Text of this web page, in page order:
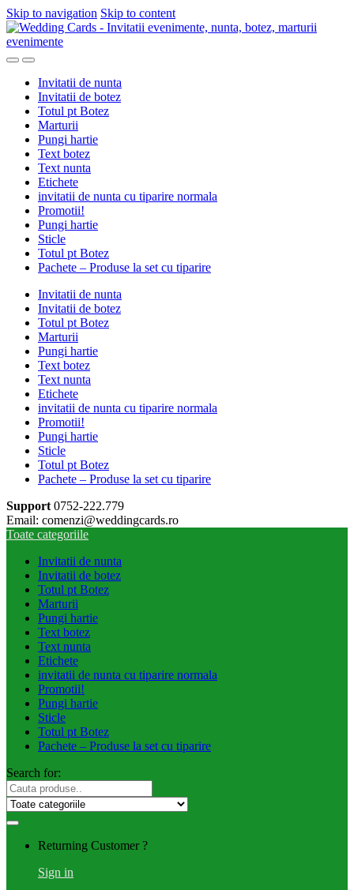
Skip to navigation Skip to content
Invitatii de nunta
Invitatii de botez
Totul pt Botez
Marturii
Pungi hartie
Text botez
Text nunta
Etichete
invitatii de nunta cu tiparire normala
Promotii!
Pungi hartie
Sticle
Totul pt Botez
Pachete – Produse la set cu tiparire
Invitatii de nunta
Invitatii de botez
Totul pt Botez
Marturii
Pungi hartie
Text botez
Text nunta
Etichete
invitatii de nunta cu tiparire normala
Promotii!
Pungi hartie
Sticle
Totul pt Botez
Pachete – Produse la set cu tiparire
Support 0752-222.779
Email: comenzi@weddingcards.ro
Toate categoriile
Invitatii de nunta
Invitatii de botez
Totul pt Botez
Marturii
Pungi hartie
Text botez
Text nunta
Etichete
invitatii de nunta cu tiparire normala
Promotii!
Pungi hartie
Sticle
Totul pt Botez
Pachete – Produse la set cu tiparire
Search for:
Returning Customer ?
Sign in